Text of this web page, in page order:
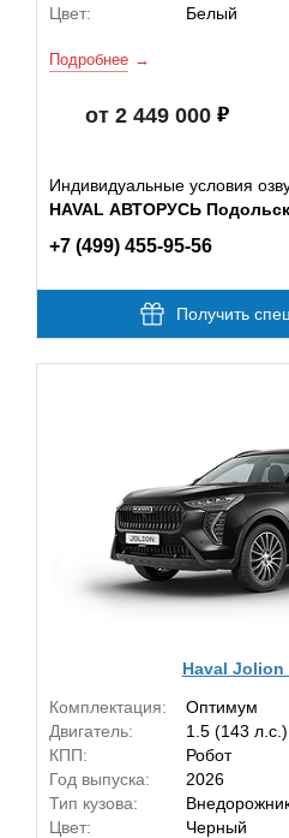
Цвет:
Белый
Подробнее
от 2 449 000
Индивидуальные условия
HAVAL АВТОРУСЬ Подольск
+7 (499) 455-95-56
Получить
Haval Jolion
Комплектация:
Оптимум
Двигатель:
1.5 (143
КПП:
Робот
Год выпуска:
2026
Тип кузова:
Цвет:
Черный